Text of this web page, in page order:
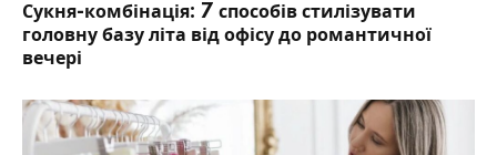
Сукня-комбінація: 7 способів стилізувати
головну базу літа від офісу до романтичної
вечері